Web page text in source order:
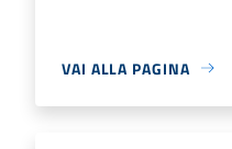
VAI ALLA PAGINA